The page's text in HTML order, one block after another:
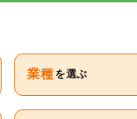
業種 を選ぶ